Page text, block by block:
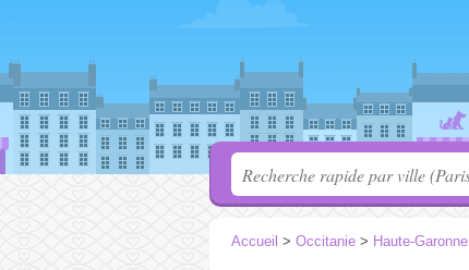
Accueil > Occitanie > Haute-Garonne